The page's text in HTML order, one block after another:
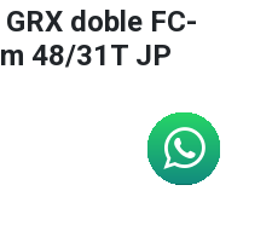
doble FC-
48/31T JP